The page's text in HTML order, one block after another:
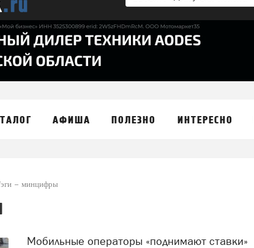
АФИША ПОЛЕЗНО ИНТЕРЕСНО
минцифры
Мобильные операторы «поднимают ставки»